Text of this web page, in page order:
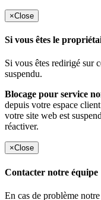
×Close
Si vous êtes le
Si vous êtes redirigé sur
suspendu.
Blocage pour service
depuis votre espace
votre site web est
réactiver.
×Close
Contacter notre équipe
En cas de problème